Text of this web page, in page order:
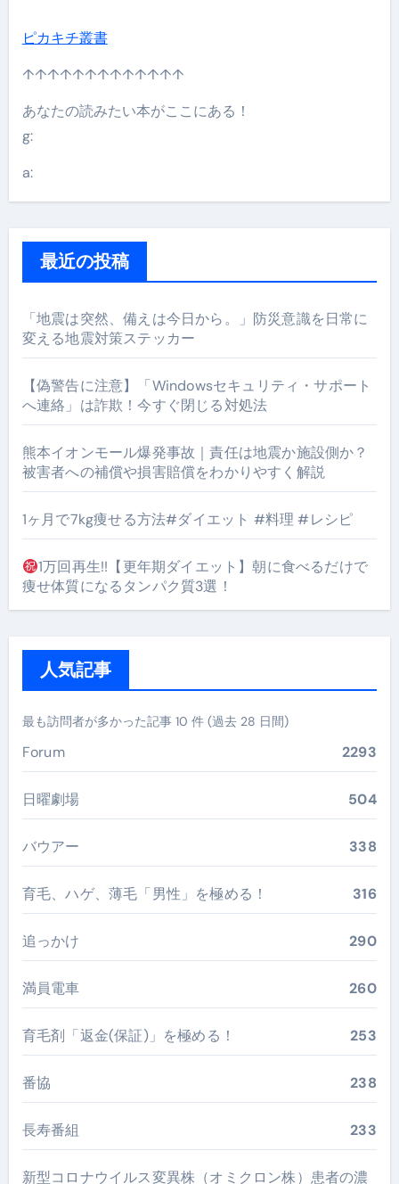
ピカキチ叢書
↑↑↑↑↑↑↑↑↑↑↑↑↑
あなたの読みたい本がここにある！
g:
a:
最近の投稿
「地震は突然、備えは今日から。」防災意識を日常に
変える地震対策ステッカー
【偽警告に注意】「Windowsセキュリティ・サポート
へ連絡」は詐欺！今すぐ閉じる対処法
熊本イオンモール爆発事故｜責任は地震か施設側か？
被害者への補償や損害賠償をわかりやすく解説
1ヶ月で7kg痩せる方法#ダイエット #料理 #レシピ
1万回再生!!【更年期ダイエット】朝に食べるだけで
痩せ体質になるタンパク質3選！
人気記事
最も訪問者が多かった記事 10 件 (過去 28 日間)
Forum 2293
日曜劇場 504
バウアー 338
育毛、ハゲ、薄毛「男性」を極める！ 316
追っかけ 290
満員電車 260
育毛剤「返金(保証)」を極める！ 253
番協 238
長寿番組 233
新型コロナウイルス変異株（オミクロン株）患者の濃